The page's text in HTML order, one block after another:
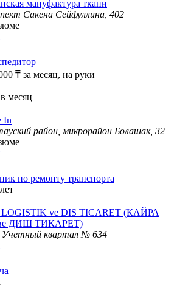
мануфактура ткани
Сакена Сейфуллина, 402
₸ за месяц, на руки
месяц
In
район, микрорайон Болашак, 32
по ремонту транспорта
ve DIS TICARET (КАЙРА
ДИШ ТИКАРЕТ)
квартал № 634